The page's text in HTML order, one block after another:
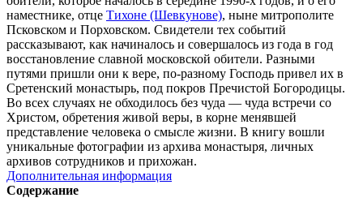
наместнике, отце Тихоне (Шевкунове), ныне митрополите
Псковском и Порховском. Свидетели тех событий
рассказывают, как начиналось и совершалось из года в год
восстановление славной московской обители. Разными
путями пришли они к вере, по-разному Господь привел их в
Сретенский монастырь, под покров Пречистой Богородицы.
Во всех случаях не обходилось без чуда — чуда встречи со
Христом, обретения живой веры, в корне менявшей
представление человека о смысле жизни. В книгу вошли
уникальные фотографии из архива монастыря, личных
архивов сотрудников и прихожан.
Дополнительная информация
Содержание